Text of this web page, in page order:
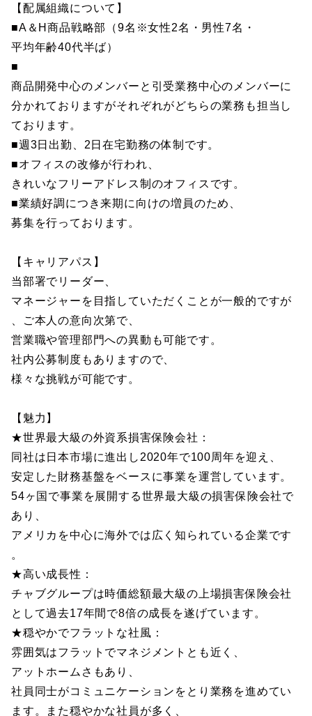
【配属組織について】
■A＆H商品戦略部（9名※女性2名・男性7名・
平均年齢40代半ば）
■
商品開発中心のメンバーと引受業務中心のメンバーに
分かれておりますがそれぞれがどちらの業務も担当し
ております。
■週3日出勤、2日在宅勤務の体制です。
■オフィスの改修が行われ、
きれいなフリーアドレス制のオフィスです。
■業績好調につき来期に向けの増員のため、
募集を行っております。
【キャリアパス】
当部署でリーダー、
マネージャーを目指していただくことが一般的ですが
、ご本人の意向次第で、
営業職や管理部門への異動も可能です。
社内公募制度もありますので、
様々な挑戦が可能です。
【魅力】
★世界最大級の外資系損害保険会社：
同社は日本市場に進出し2020年で100周年を迎え、
安定した財務基盤をベースに事業を運営しています。
54ヶ国で事業を展開する世界最大級の損害保険会社で
あり、
アメリカを中心に海外では広く知られている企業です
。
★高い成長性：
チャブグループは時価総額最大級の上場損害保険会社
として過去17年間で8倍の成長を遂げています。
★穏やかでフラットな社風：
雰囲気はフラットでマネジメントとも近く、
アットホームさもあり、
社員同士がコミュニケーションをとり業務を進めてい
ます。また穏やかな社員が多く、